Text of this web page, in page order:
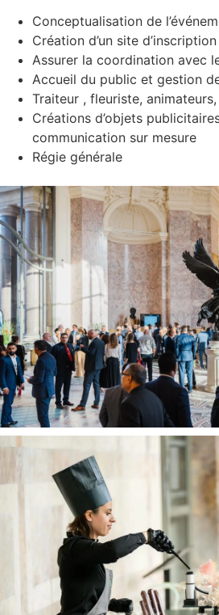
Conceptualisation de
Création d’un site
Assurer la coordination avec
Accueil du public et gestion
Traiteur , fleuriste,
Créations d’objets
communication sur mesure
Régie générale